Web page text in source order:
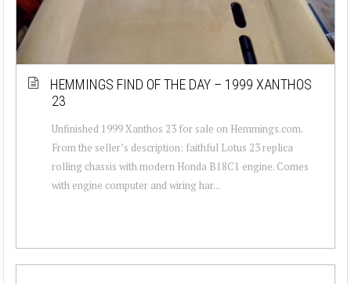
HEMMINGS FIND OF THE DAY – 1999 XANTHOS
23
Unfinished 1999 Xanthos 23 for sale on Hemmings.com.
From the seller’s description: faithful Lotus 23 replica
rolling chassis with modern Honda B18C1 engine. Comes
with engine computer and wiring har...